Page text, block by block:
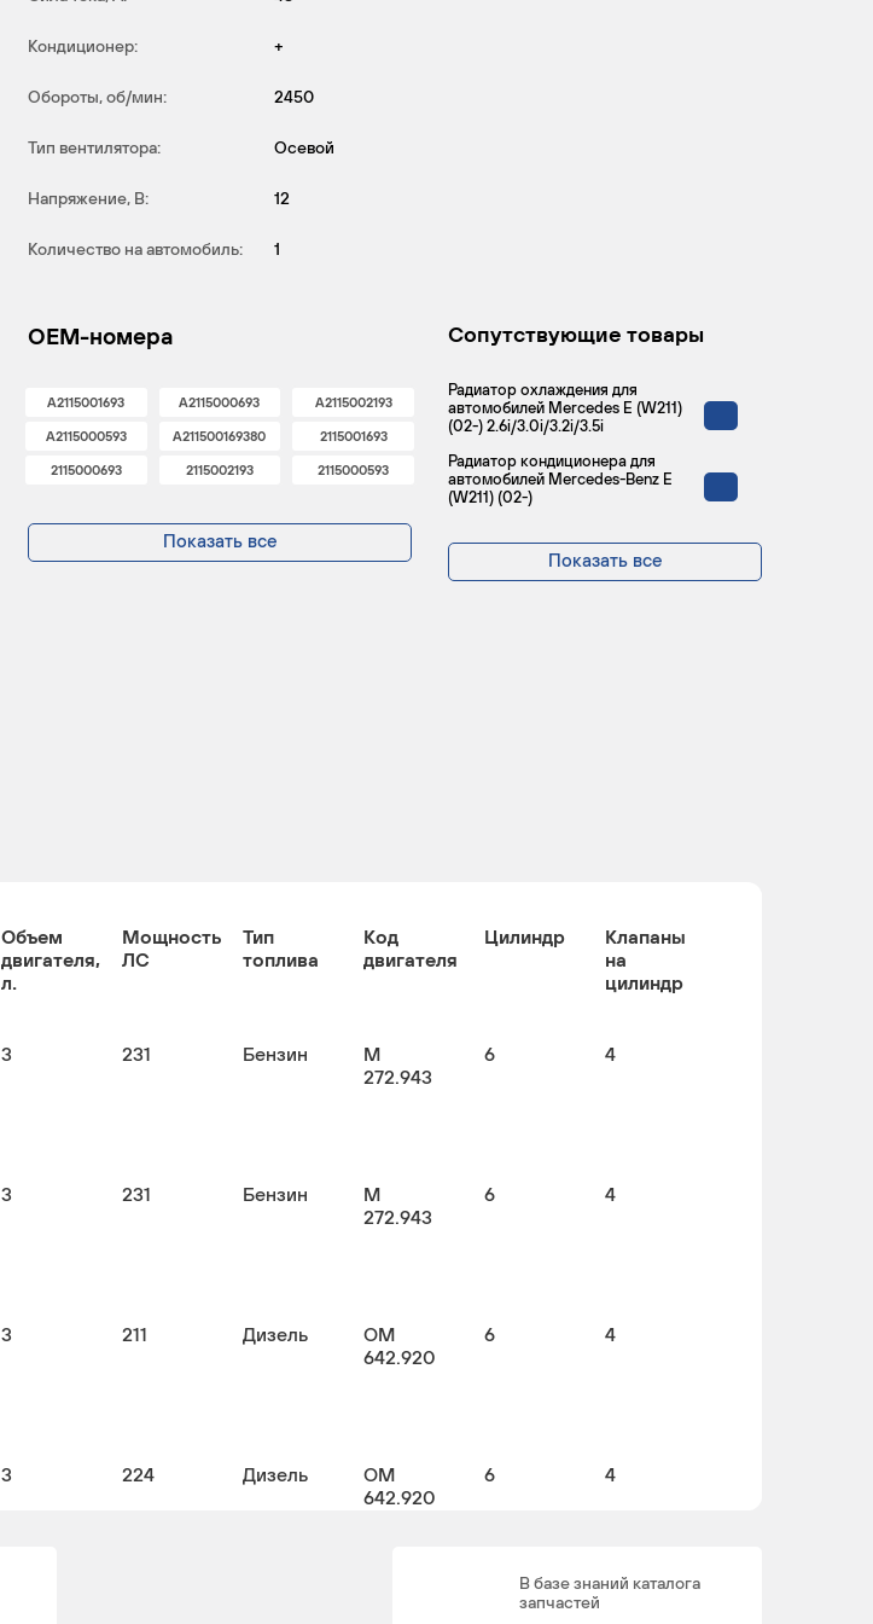
Кондиционер: +
Обороты, об/мин: 2450
Тип вентилятора: Осевой
Напряжение, В: 12
Количество на автомобиль: 1
OEM-номера
A2115001693 A2115000693 A2115002193
A2115000593 A211500169380 2115001693
2115000693 2115002193 2115000593
Показать все
Сопутствующие товары
Радиатор охлаждения для
автомобилей Mercedes E (W211)
(02-) 2.6i/3.0i/3.2i/3.5i
Радиатор кондиционера для
автомобилей Mercedes-Benz E
(W211) (02-)
Показать все
Объем
двигателя,
л.
Мощность
ЛС
Тип
топлива
Код
двигателя
Цилиндр
Клапаны
на
цилиндр
3 231 Бензин
M
272.943
6 4
3 231 Бензин
M
272.943
6 4
3 211 Дизель
OM
642.920
6 4
3 224 Дизель
OM
642.920
6 4
В базе знаний каталога
запчастей